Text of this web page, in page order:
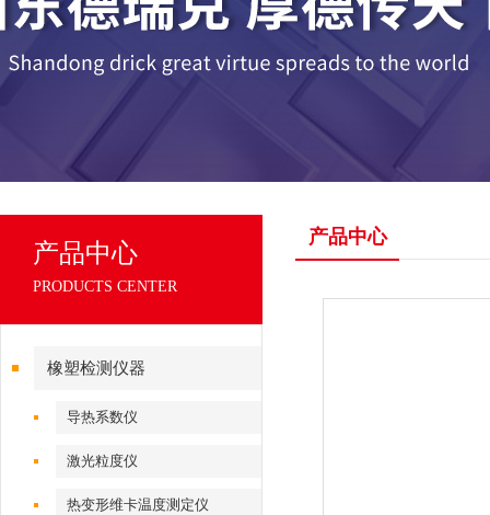
产品中心
PRODUCTS CENTER
橡塑检测仪器
导热系数仪
激光粒度仪
热变形维卡温度测定仪
产品中心